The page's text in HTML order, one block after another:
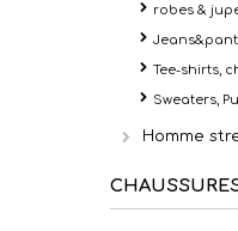
robes &
Tee-shirts,
Sweaters,
Homme